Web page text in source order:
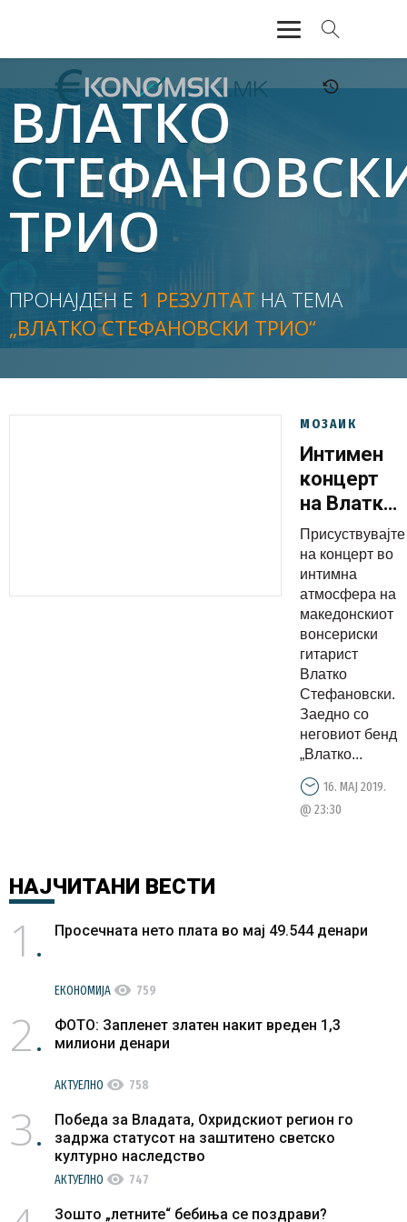
АКТУЕЛНО
ЕКОНОМИЈА
ФИНАНСИИ
БАНКАРСТВО
ЖИВОТ
МОЗАИК
ВЛАТКО
ТРИО
ПРОНАЈДЕН Е 1 РЕЗУЛТАТ НА ТЕМА
„ВЛАТКО СТЕФАНОВСКИ ТРИО“
МОЗАИК
Интимен
концерт
на Влатко
Трио
Присуствувајте
на концерт во
интимна
атмосфера на
македонскиот
вонсериски
гитарист
Влатко
Стефановски.
Заедно со
неговиот бенд
„Влатко...
16. МАЈ 2019.
@ 23:30
НАЈЧИТАНИ ВЕСТИ
1 Просечната нето плата во мај 49.544 денари
ЕКОНОМИЈА visibility 759
2
ФОТО: Запленет златен накит вреден 1,3
милиони денари
АКТУЕЛНО visibility 758
3
Победа за Владата, Охридскиот регион го
задржа статусот на заштитено светско
културно наследство
АКТУЕЛНО visibility 747
Зошто „летните“ бебиња се поздрави?